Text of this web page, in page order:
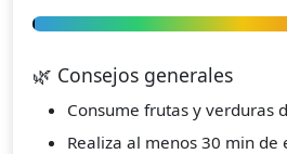
🌿 Consejos generales
Consume frutas y verduras
Realiza al menos 30 min de